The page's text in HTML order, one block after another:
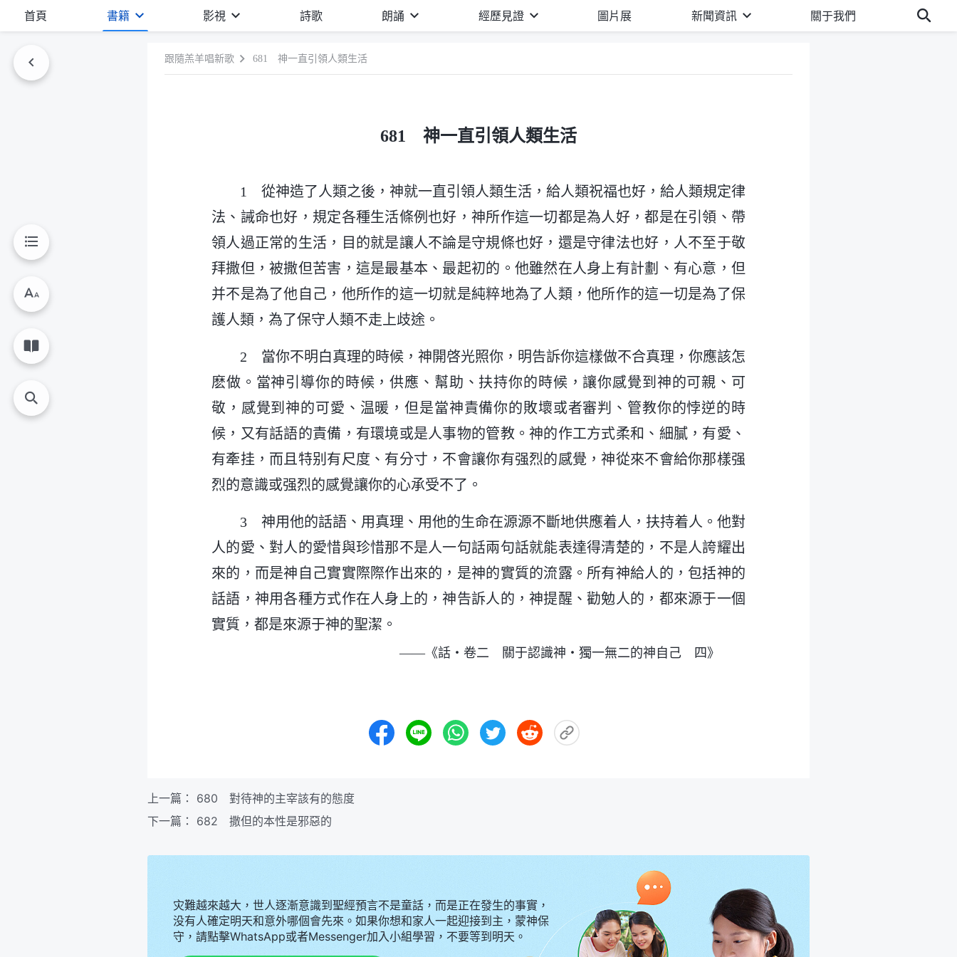
首頁 書籍 影視 詩歌 朗誦 經歷見證 圖片展 新聞資訊 關于我們
跟隨羔羊唱新歌 681 神一直引領人類生活
681 神一直引領人類生活
1 從神造了人類之後，神就一直引領人類生活，給人類祝福也好，給人類規定律
法、誡命也好，規定各種生活條例也好，神所作這一切都是為人好，都是在引領、帶
領人過正常的生活，目的就是讓人不論是守規條也好，還是守律法也好，人不至于敬
拜撒但，被撒但苦害，這是最基本、最起初的。他雖然在人身上有計劃、有心意，但
并不是為了他自己，他所作的這一切就是純粹地為了人類，他所作的這一切是為了保
護人類，為了保守人類不走上歧途。
2 當你不明白真理的時候，神開啓光照你，明告訴你這樣做不合真理，你應該怎
麽做。當神引導你的時候，供應、幫助、扶持你的時候，讓你感覺到神的可親、可
敬，感覺到神的可愛、温暖，但是當神責備你的敗壞或者審判、管教你的悖逆的時
候，又有話語的責備，有環境或是人事物的管教。神的作工方式柔和、細膩，有愛、
有牽挂，而且特别有尺度、有分寸，不會讓你有强烈的感覺，神從來不會給你那樣强
烈的意識或强烈的感覺讓你的心承受不了。
3 神用他的話語、用真理、用他的生命在源源不斷地供應着人，扶持着人。他對
人的愛、對人的愛惜與珍惜那不是人一句話兩句話就能表達得清楚的，不是人誇耀出
來的，而是神自己實實際際作出來的，是神的實質的流露。所有神給人的，包括神的
話語，神用各種方式作在人身上的，神告訴人的，神提醒、勸勉人的，都來源于一個
實質，都是來源于神的聖潔。
——《話・卷二 關于認識神・獨一無二的神自己 四》
上一篇： 680 對待神的主宰該有的態度
下一篇： 682 撒但的本性是邪惡的
灾難越來越大，世人逐漸意識到聖經預言不是童話，而是正在發生的事實，
没有人確定明天和意外哪個會先來。如果你想和家人一起迎接到主，蒙神保
守，請點擊WhatsApp或者Messenger加入小組學習，不要等到明天。